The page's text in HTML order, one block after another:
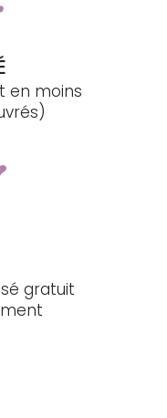
en moins
gratuit